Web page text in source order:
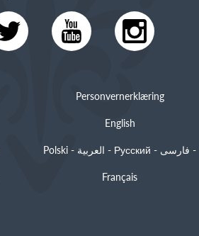
Personvernerklæring
English
Polski - العربية - Русский - فارسی -
Français